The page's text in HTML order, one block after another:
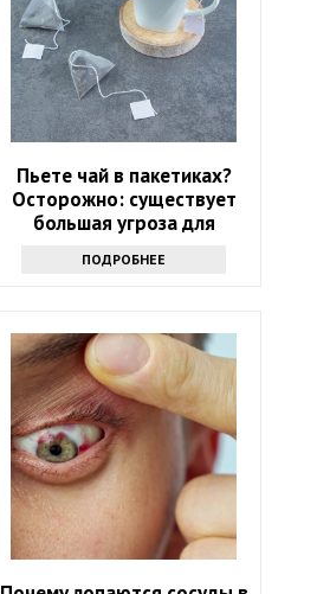
Пьете чай в пакетиках?
Осторожно: существует
большая угроза для
ПОДРОБНЕЕ